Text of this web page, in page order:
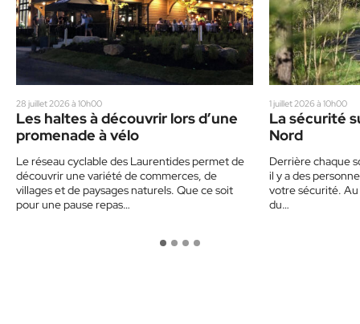
28 juillet 2026 à 10h00
Les haltes à découvrir lors d’une
promenade à vélo
Le réseau cyclable des Laurentides permet de
découvrir une variété de commerces, de
villages et de paysages naturels. Que ce soit
pour une pause repas…
1 juillet 2026 à 10h00
La sécurité
Nord
Derrière chaque
il y a des
votre sécurité. Au
du…